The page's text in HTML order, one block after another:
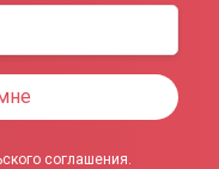
соглашения.